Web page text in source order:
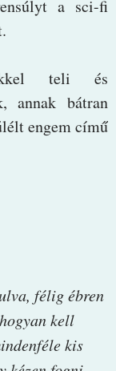
a sci-fi
teli és
annak bátran
engem című
félig ébren
kell
kis